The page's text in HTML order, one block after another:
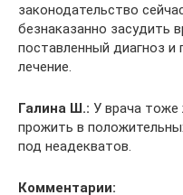
законодательство
безнаказанно засудить
поставленный диагноз и
лечение.
Галина Ш.: У врача тоже
прожить в
под неадекватов.
Комментарии: